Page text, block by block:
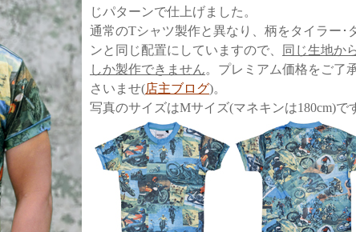
じパターンで仕上げました。
通常のTシャツ製作と異なり、柄をタイラー･
ンと同じ配置にしていますので、
同じ生地か
しか製作できません。プレミアム価格をご了
さいませ(店主ブログ)。
写真のサイズはMサイズ(マネキンは180cm)で